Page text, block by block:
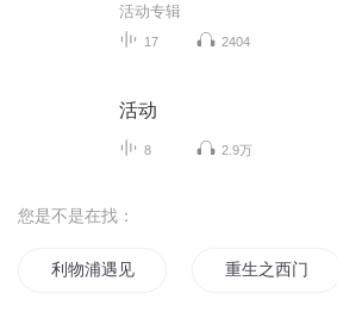
活动专辑
17 2404
活动
8 2.9万
您是不是在找：
利物浦遇见爱情爱上你 重生之西门庆